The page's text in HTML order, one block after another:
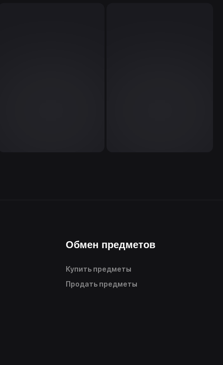
Обмен предметов
Купить предметы
Продать предметы